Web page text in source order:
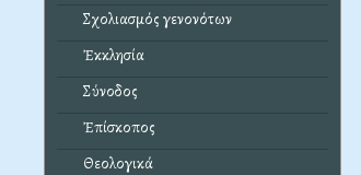
Σχολιασμός γενονότων
Ἐκκλησία
Σύνοδος
Ἐπίσκοπος
Θεολογικά